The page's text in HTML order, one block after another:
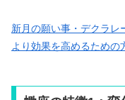
新月の願い事・デクラレ
より効果を高めるための